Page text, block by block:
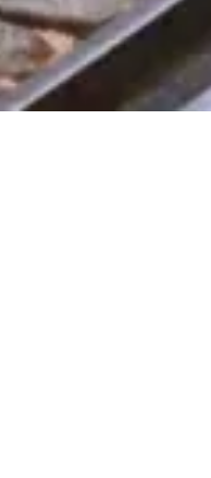
Ihr persönlicher Guide für
Tickets, Öffnungszeiten und
💬